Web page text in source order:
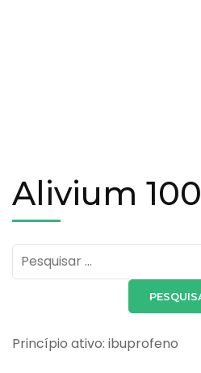
Alivium 100
Pesquisar
por:
Princípio ativo: ibuprofeno